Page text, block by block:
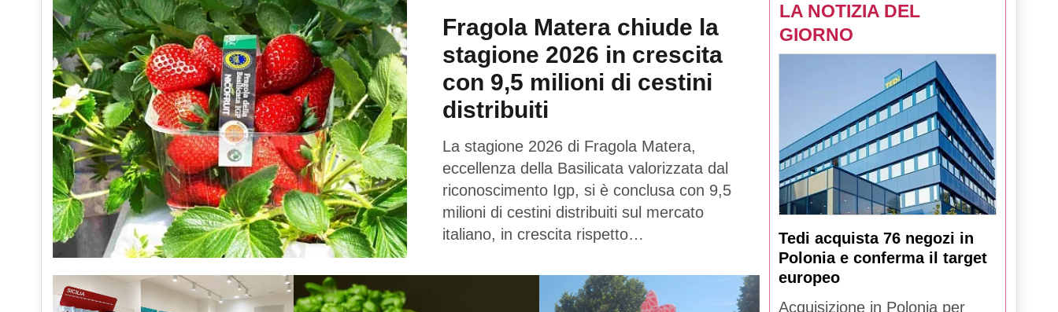
Fragola Matera chiude la
stagione 2026 in crescita
con 9,5 milioni di cestini
distribuiti
La stagione 2026 di Fragola Matera,
eccellenza della Basilicata valorizzata dal
riconoscimento Igp, si è conclusa con 9,5
milioni di cestini distribuiti sul mercato
italiano, in crescita rispetto…
LA NOTIZIA DEL
GIORNO
Tedi acquista 76 negozi in
Polonia e conferma il target
europeo
Acquisizione in Polonia per